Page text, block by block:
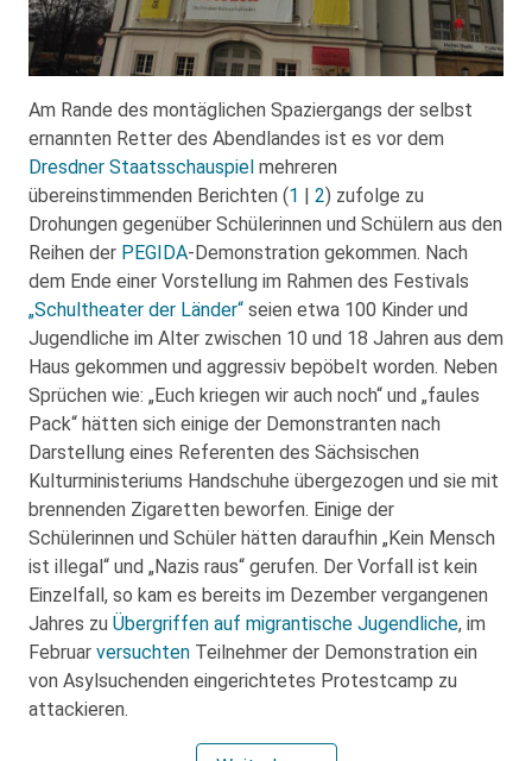
Am Rande des montäglichen Spaziergangs der selbst
ernannten Retter des Abendlandes ist es vor dem
Dresdner Staatsschauspiel mehreren
übereinstimmenden Berichten (1 | 2) zufolge zu
Drohungen gegenüber Schülerinnen und Schülern aus den
Reihen der PEGIDA-Demonstration gekommen. Nach
dem Ende einer Vorstellung im Rahmen des Festivals
„Schultheater der Länder“ seien etwa 100 Kinder und
Jugendliche im Alter zwischen 10 und 18 Jahren aus dem
Haus gekommen und aggressiv bepöbelt worden. Neben
Sprüchen wie: „Euch kriegen wir auch noch“ und „faules
Pack“ hätten sich einige der Demonstranten nach
Darstellung eines Referenten des Sächsischen
Kulturministeriums Handschuhe übergezogen und sie mit
brennenden Zigaretten beworfen. Einige der
Schülerinnen und Schüler hätten daraufhin „Kein Mensch
ist illegal“ und „Nazis raus“ gerufen. Der Vorfall ist kein
Einzelfall, so kam es bereits im Dezember vergangenen
Jahres zu Übergriffen auf migrantische Jugendliche, im
Februar versuchten Teilnehmer der Demonstration ein
von Asylsuchenden eingerichtetes Protestcamp zu
attackieren.